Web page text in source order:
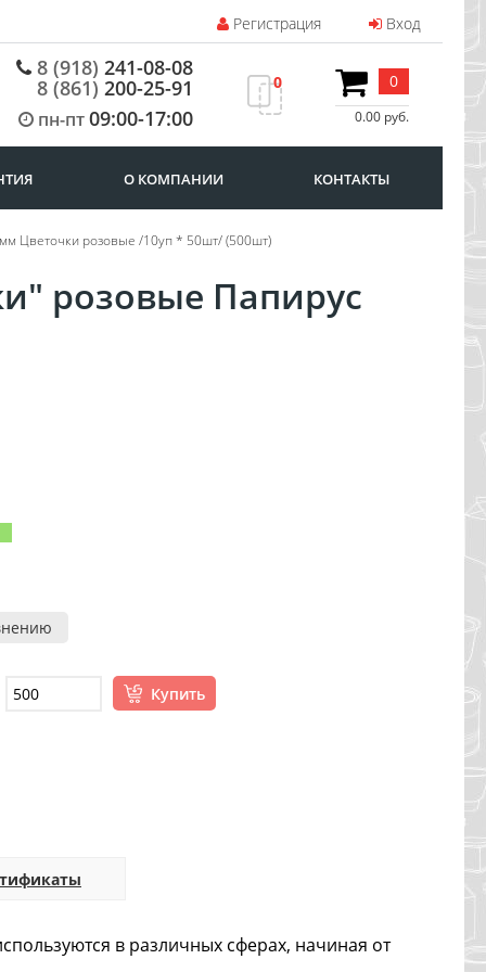
Регистрация Вход
8 (918) 241-08-08
8 (861) 200-25-91
пн-пт09:00-17:00
0 0
0.00 руб.
О КОМПАНИИ КОНТАКТЫ
Цветочки розовые /10уп * 50шт/ (500шт)
розовые Папирус
Купить
в различных сферах, начиная от